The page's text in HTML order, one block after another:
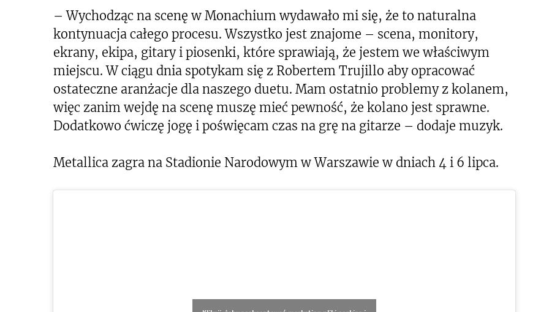
– Wychodząc na scenę w Monachium wydawało mi się, że to naturalna
kontynuacja całego procesu. Wszystko jest znajome – scena, monitory,
ekrany, ekipa, gitary i piosenki, które sprawiają, że jestem we właściwym
miejscu. W ciągu dnia spotykam się z Robertem Trujillo aby opracować
ostateczne aranżacje dla naszego duetu. Mam ostatnio problemy z kolanem,
więc zanim wejdę na scenę muszę mieć pewność, że kolano jest sprawne.
Dodatkowo ćwiczę jogę i poświęcam czas na grę na gitarze – dodaje muzyk.
Metallica zagra na Stadionie Narodowym w Warszawie w dniach 4 i 6 lipca.